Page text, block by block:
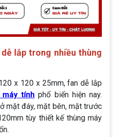
lắp trong nhiều thùng
x 120 x 25mm, fan dễ lắp
máy tính phổ biến hiện nay.
mặt đáy, mặt bên, mặt trước
tùy thiết kế thùng máy